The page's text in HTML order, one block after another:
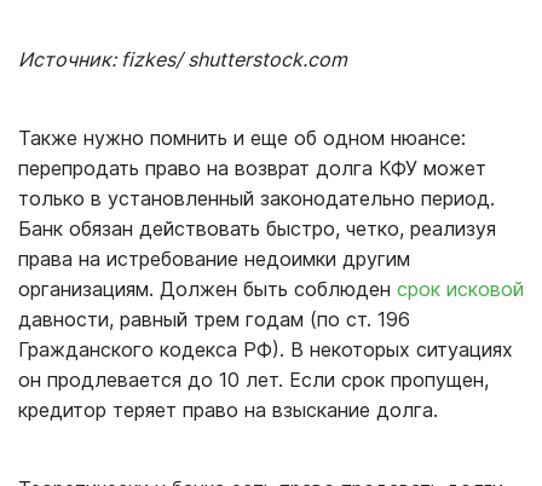
Источник: fizkes/ shutterstock.com
Также нужно помнить и еще об одном нюансе:
перепродать право на возврат долга КФУ может
только в установленный законодательно период.
Банк обязан действовать быстро, четко, реализуя
права на истребование недоимки другим
организациям. Должен быть соблюден срок исковой
давности, равный трем годам (по ст. 196
Гражданского кодекса РФ). В некоторых ситуациях
он продлевается до 10 лет. Если срок пропущен,
кредитор теряет право на взыскание долга.